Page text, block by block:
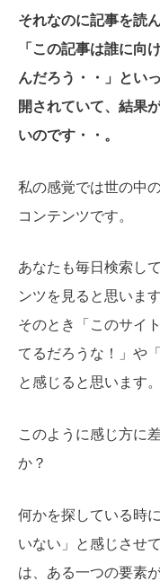
それなのに記事を読
「この記事は誰に向
んだろう・・」とい
開されていて、結果
いのです・・。
私の感覚では世の中
コンテンツです。
あなたも毎日検索し
ンツを見ると思います
そのとき「このサイ
てるだろうな！」や
と感じると思います。
このように感じ方に
か？
何かを探している時
いない」と感じさせ
は、ある一つの要素